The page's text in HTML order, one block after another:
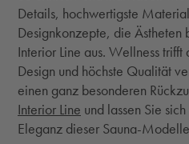
Details, hochwertigste
Designkonzepte, die Ästheten
Interior Line aus. Wellness
Design und höchste Qualität
einen ganz besonderen
Interior Line und lassen Sie
Eleganz dieser Sauna-